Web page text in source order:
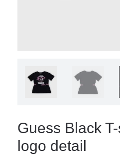
Guess Black
logo detail